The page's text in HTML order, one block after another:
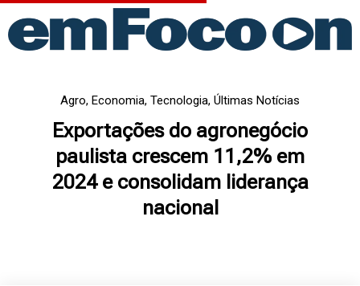
para
Agro, Economia, Tecnologia, Últimas Notícias
Exportações do agronegócio
paulista crescem 11,2% em
2024 e consolidam liderança
nacional